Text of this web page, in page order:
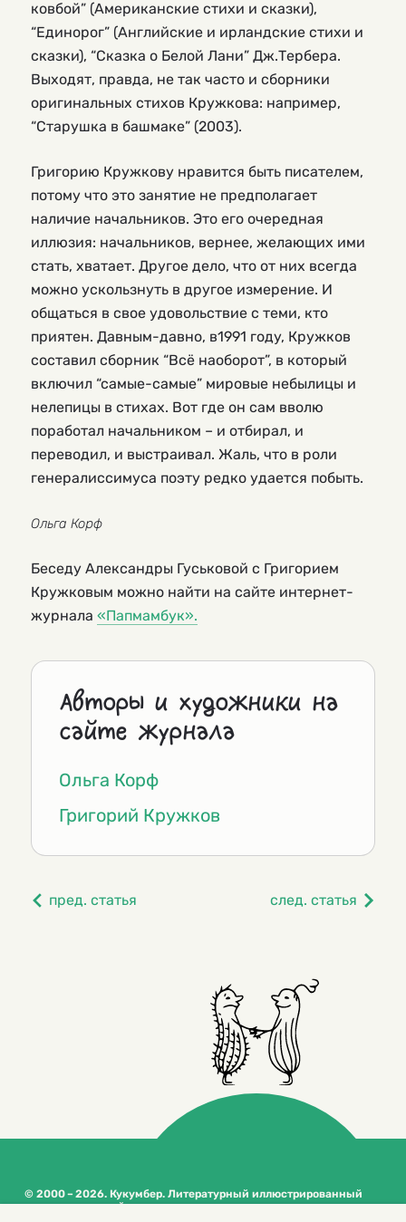
ковбой” (Американские стихи и сказки),
“Единорог” (Английские и ирландские стихи и
сказки), “Сказка о Белой Лани” Дж.Тербера.
Выходят, правда, не так часто и сборники
оригинальных стихов Кружкова: например,
“Старушка в башмаке” (2003).
Григорию Кружкову нравится быть писателем,
потому что это занятие не предполагает
наличие начальников. Это его очередная
иллюзия: начальников, вернее, желающих ими
стать, хватает. Другое дело, что от них всегда
можно ускользнуть в другое измерение. И
общаться в свое удовольствие с теми, кто
приятен. Давным-давно, в1991 году, Кружков
составил сборник “Всё наоборот”, в который
включил “самые-самые” мировые небылицы и
нелепицы в стихах. Вот где он сам вволю
поработал начальником – и отбирал, и
переводил, и выстраивал. Жаль, что в роли
генералиссимуса поэту редко удается побыть.
Ольга Корф
Беседу Александры Гуськовой с Григорием
Кружковым можно найти на сайте интернет-
журнала «Папмамбук».
Авторы и художники на
сайте журнала
Ольга Корф
Григорий Кружков
пред. статья след. статья
© 2000 – 2026. Кукумбер. Литературный иллюстрированный
журнал для детей